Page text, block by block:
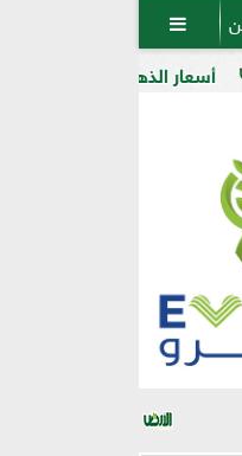

فى بداية تعاملات اليوم الأربعاء